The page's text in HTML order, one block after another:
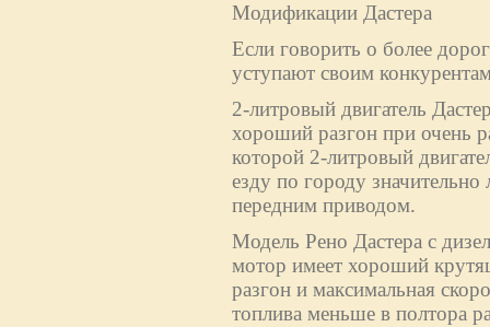
Модификации Дастера
Если говорить о более
уступают своим
2-литровый двигатель
хороший разгон при очень
которой 2-литровый
езду по городу
передним приводом.
Модель Рено Дастера с
мотор имеет хороший
разгон и максимальная
топлива меньше в полтора